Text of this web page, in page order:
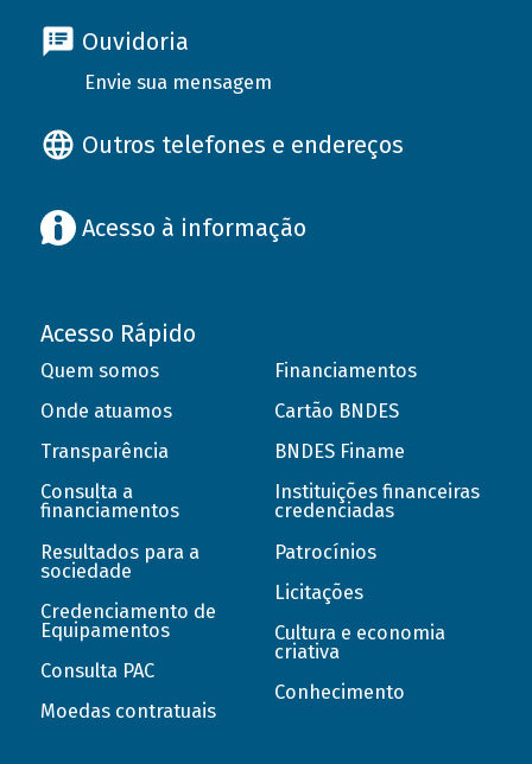
Ouvidoria
Envie sua mensagem
Outros telefones e endereços
Acesso à informação
Acesso Rápido
Quem somos
Onde atuamos
Transparência
Consulta a
financiamentos
Resultados para a
sociedade
Credenciamento de
Equipamentos
Consulta PAC
Moedas contratuais
Financiamentos
Cartão BNDES
BNDES Finame
Instituições financeiras
credenciadas
Patrocínios
Licitações
Cultura e economia
criativa
Conhecimento